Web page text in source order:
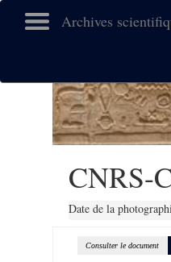
Archives
CNRS-
Date de la
Consulter le document